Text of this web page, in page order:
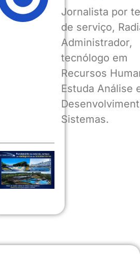
Jornalista por
de serviço,
Administrador,
tecnólogo em
Recursos
Estuda Análise
Sistemas.